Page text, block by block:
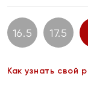
16.5 17.5
Как узнать свой